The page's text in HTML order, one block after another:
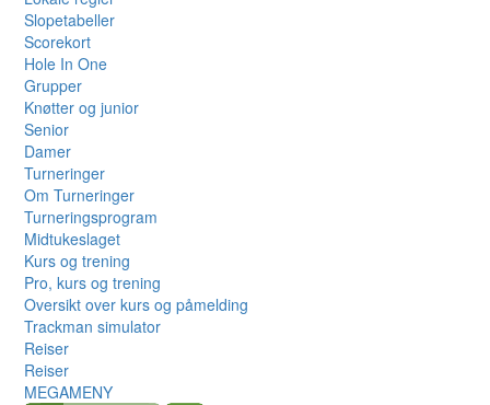
Slopetabeller
Scorekort
Hole In One
Grupper
Knøtter og junior
Senior
Damer
Turneringer
Om Turneringer
Turneringsprogram
Midtukeslaget
Kurs og trening
Pro, kurs og trening
Oversikt over kurs og påmelding
Trackman simulator
Reiser
Reiser
MEGAMENY